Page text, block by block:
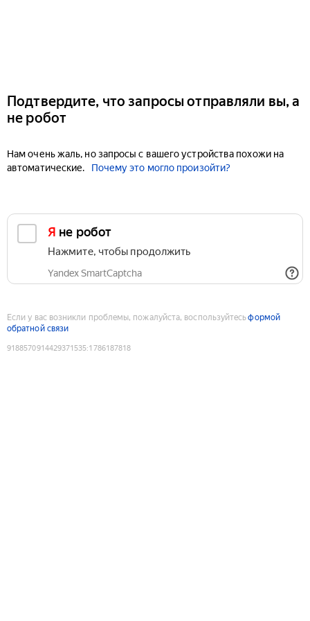
Подтвердите, что запросы отправляли вы, а
не робот
Нам очень жаль, но запросы с вашего устройства похожи на
автоматические.
Почему это могло произойти?
Я не робот
Нажмите, чтобы продолжить
Yandex SmartCaptcha
Если у вас возникли проблемы, пожалуйста, воспользуйтесьформой
обратной связи
9188570914429371535:1786187818